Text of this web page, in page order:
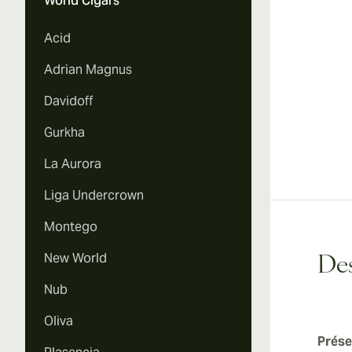
Acid
Adrian Magnus
Davidoff
Gurkha
La Aurora
Liga Undercrown
Montego
New World
Nub
Oliva